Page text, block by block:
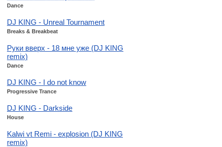
Dance
DJ KING - Unreal Tournament
Breaks & Breakbeat
Руки вверх - 18 мне уже (DJ KING
remix)
Dance
DJ KING - I do not know
Progressive Trance
DJ KING - Darkside
House
Kalwi vt Remi - explosion (DJ KING
remix)